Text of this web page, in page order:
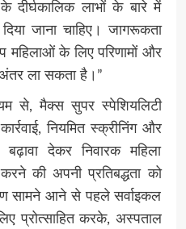
दीर्घकालिक लाभों के बारे में
जाना चाहिए। जागरूकता
महिलाओं के लिए परिणामों और
अंतर ला सकता है।”
से, मैक्स सुपर स्पेशियलिटी
नियमित स्क्रीनिंग और
देकर निवारक महिला
की अपनी प्रतिबद्धता को
सामने आने से पहले सर्वाइकल
प्रोत्साहित करके, अस्पताल